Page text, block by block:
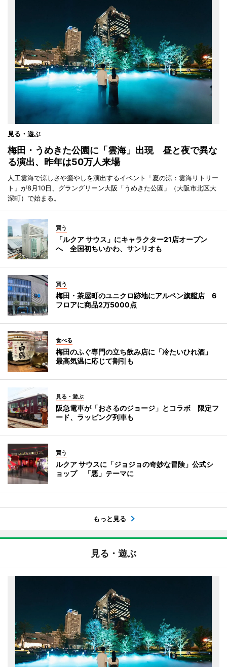
見る・遊ぶ
梅田・うめきた公園に「雲海」出現 昼と夜で異な
る演出、昨年は50万人来場
人工雲海で涼しさや癒やしを演出するイベント「夏の涼：雲海リトリー
ト」が8月10日、グラングリーン大阪「うめきた公園」（大阪市北区大
深町）で始まる。
買う
「ルクア サウス」にキャラクター21店オープン
へ 全国初ちいかわ、サンリオも
買う
梅田・茶屋町のユニクロ跡地にアルペン旗艦店 6
フロアに商品2万5000点
食べる
梅田のふぐ専門の立ち飲み店に「冷たいひれ酒」
最高気温に応じて割引も
見る・遊ぶ
阪急電車が「おさるのジョージ」とコラボ 限定フ
ード、ラッピング列車も
買う
ルクア サウスに「ジョジョの奇妙な冒険」公式シ
ョップ 「悪」テーマに
もっと見る
見る・遊ぶ